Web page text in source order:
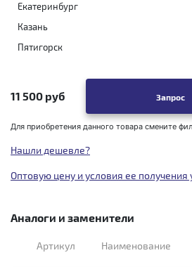
Екатеринбург
Казань
Пятигорск
11 500 руб Запрос
Для приобретения данного товара смените
Нашли дешевле?
Оптовую цену и условия ее
Аналоги и заменители
Артикул Наименование